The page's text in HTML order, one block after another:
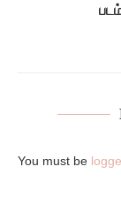
You must be